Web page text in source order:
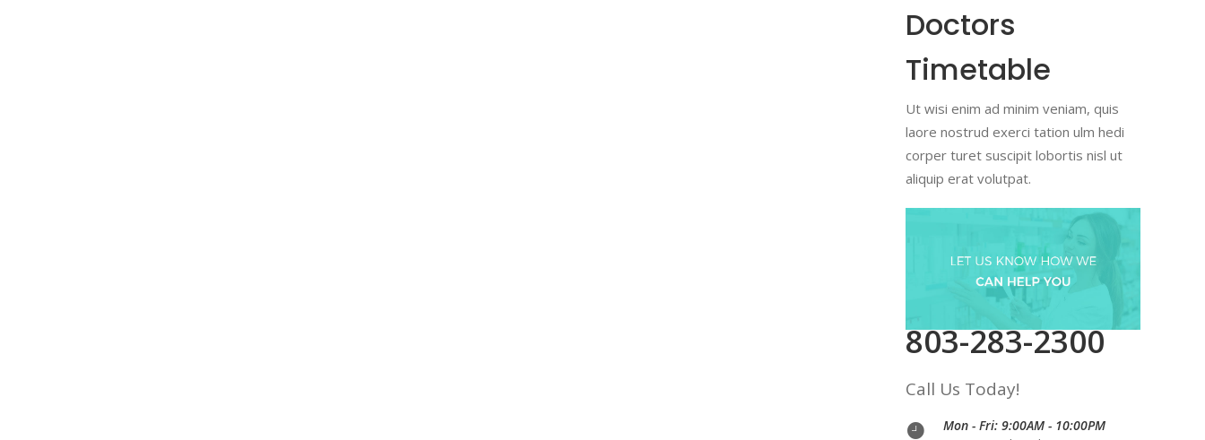
Doctors
Timetable
Ut wisi enim ad minim veniam, quis
laore nostrud exerci tation ulm hedi
corper turet suscipit lobortis nisl ut
aliquip erat volutpat.
803-283-2300
Call Us Today!
Mon - Fri: 9:00AM - 10:00PM